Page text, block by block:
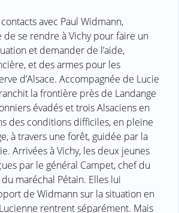
avec Paul Widmann,
se rendre à Vichy pour faire un
et demander de l’aide,
et des armes pour les
d’Alsace. Accompagnée de Lucie
la frontière près de Landange
évadés et trois Alsaciens en
des conditions difficiles, en pleine
à travers une forêt, guidée par la
Arrivées à Vichy, les deux jeunes
par le général Campet, chef du
maréchal Pétain. Elles lui
de Widmann sur la situation en
rentrent séparément. Mais